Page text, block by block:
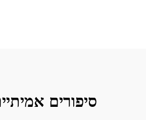
סיפורים